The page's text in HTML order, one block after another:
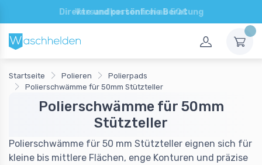
Direkte und persönliche Beratung
Startseite Polieren
Polierpads
Polierschwämme für 50mm Stützteller
Polierschwämme für 50mm
Stützteller
Polierschwämme für 50 mm Stützteller eignen sich für
kleine bis mittlere Flächen, enge Konturen und präzise